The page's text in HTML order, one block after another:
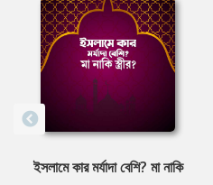
ইসলামে কার মর্যাদা বেশি? মা নাকি